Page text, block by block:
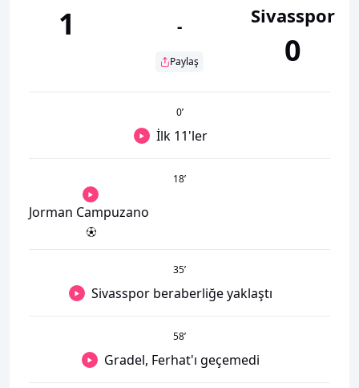
1 -
Paylaş
Sivasspor
0
0’
İlk 11'ler
18’
Jorman Campuzano
35’
Sivasspor beraberliğe yaklaştı
58’
Gradel, Ferhat'ı geçemedi